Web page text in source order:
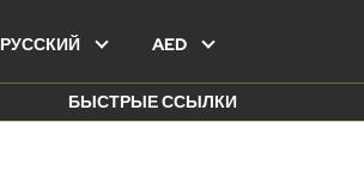
РУССКИЙ AED
БЫСТРЫЕ ССЫЛКИ